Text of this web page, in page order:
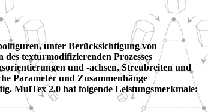
unter Berücksichtigung von
texturmodifizierenden Prozesses
und -achsen, Streubreiten und
Parameter und Zusammenhänge
MulTex 2.0 hat folgende Leistungsmerkmale: